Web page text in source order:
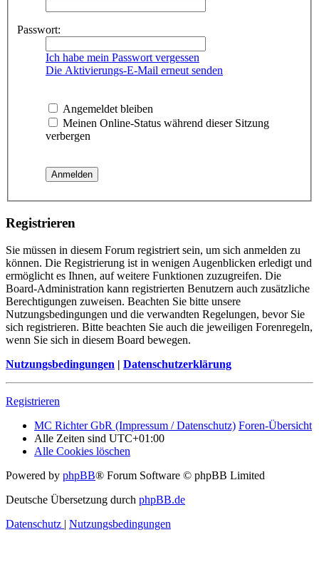
Passwort:
Ich habe mein Passwort vergessen
Die Aktivierungs-E-Mail erneut senden
Angemeldet bleiben
Meinen Online-Status während dieser Sitzung
verbergen
Registrieren
Sie müssen in diesem Forum registriert sein, um sich anmelden zu
können. Die Registrierung ist in wenigen Augenblicken erledigt und
ermöglicht es Ihnen, auf weitere Funktionen zuzugreifen. Die
Board-Administration kann registrierten Benutzern auch zusätzliche
Berechtigungen zuweisen. Beachten Sie bitte unsere
Nutzungsbedingungen und die verwandten Regelungen, bevor Sie
sich registrieren. Bitte beachten Sie auch die jeweiligen Forenregeln,
wenn Sie sich in diesem Board bewegen.
Nutzungsbedingungen | Datenschutzerklärung
Registrieren
MC Richter GbR (Impressum / Datenschutz) Foren-Übersicht
Alle Zeiten sind UTC+01:00
Alle Cookies löschen
Powered by phpBB® Forum Software © phpBB Limited
Deutsche Übersetzung durch phpBB.de
Datenschutz | Nutzungsbedingungen